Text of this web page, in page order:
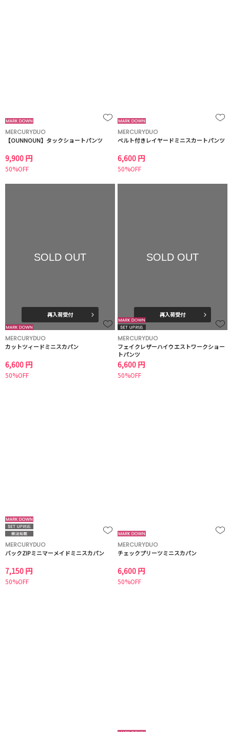
MERCURYDUO
【OUNNOUN】タックショートパンツ
9,900 円
50%OFF
MERCURYDUO
ベルト付きレイヤードミニスカートパンツ
6,600 円
50%OFF
SOLD OUT
再入荷受付
MERCURYDUO
カットツィードミニスカパン
6,600 円
50%OFF
SOLD OUT
再入荷受付
MERCURYDUO
フェイクレザーハイウエストワークショー
トパンツ
6,600 円
50%OFF
MERCURYDUO
バックZIPミニマーメイドミニスカパン
7,150 円
50%OFF
MERCURYDUO
チェックプリーツミニスカパン
6,600 円
50%OFF